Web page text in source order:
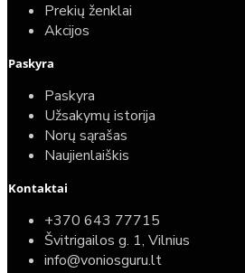
Prekių ženklai
Akcijos
Paskyra
Paskyra
Užsakymų istorija
Norų sąrašas
Naujienlaiškis
Kontaktai
+370 643 77715
Švitrigailos g. 1, Vilnius
info@voniosguru.lt